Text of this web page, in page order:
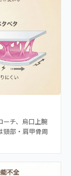
ーチ、烏口上腕
頸部・肩甲骨周